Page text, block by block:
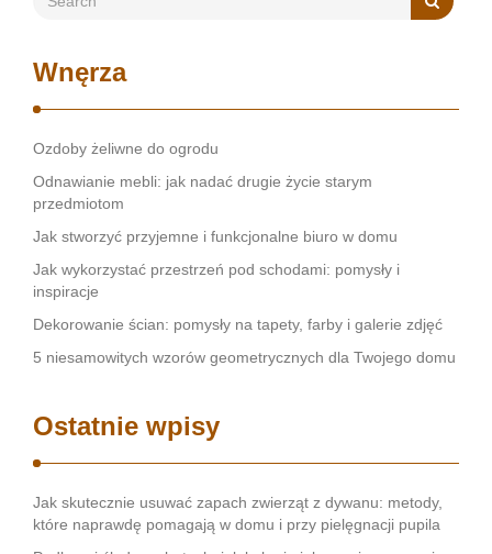
Wnęrza
Ozdoby żeliwne do ogrodu
Odnawianie mebli: jak nadać drugie życie starym
przedmiotom
Jak stworzyć przyjemne i funkcjonalne biuro w domu
Jak wykorzystać przestrzeń pod schodami: pomysły i
inspiracje
Dekorowanie ścian: pomysły na tapety, farby i galerie zdjęć
5 niesamowitych wzorów geometrycznych dla Twojego domu
Ostatnie wpisy
Jak skutecznie usuwać zapach zwierząt z dywanu: metody,
które naprawdę pomagają w domu i przy pielęgnacji pupila